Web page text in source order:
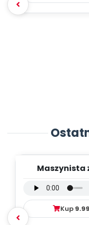
Maszynista
mp3)
Kup 9.99